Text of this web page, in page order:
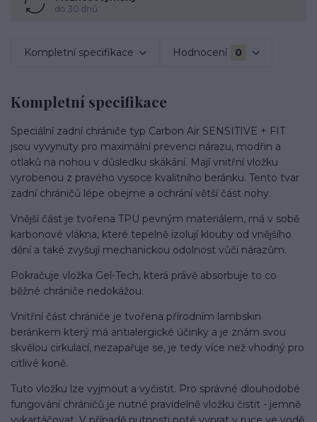
do 30 dnů
Kompletní specifikace Hodnocení 0
Kompletní specifikace
Speciální zadní chrániče typ Carbon Air SENSITIVE + FIT
jsou vyvynuty pro maximální prevenci nárazu, modřin a
otlaků na nohou v důsledku skákání. Mají vnitřní vložku
vyrobenou z pravého vysoce kvalitního beránku. Tento tvar
zadní chráničů lépe obejme a ochrání větší část nohy.
Vnější část je tvořena TPU pevným materiálem, má v sobě
karbonové vlákna, které tepelně izolují klouby od vnějšího
dění a také zvyšují mechanickou odolnost vůči nárazům.
Pokračuje vložka Gel-Tech, která právě absorbuje to co
běžné chrániče nedokážou.
Vnitřní část chrániče je tvořena přírodním lambskin
beránkem který má antialergické účinky a je znám svou
skvělou cirkulací, nezapařuje se, je tedy více než vhodný pro
citlivé koně.
Tuto vložku lze vyjmout a vyčistit. Pro správné dlouhodobé
fungování chráničů je nutné pravidelně vložku čistit - jemně